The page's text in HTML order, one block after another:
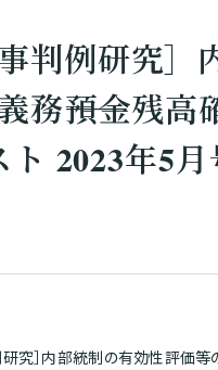
判例研究］
――預金残高
ト 2023年5
研究］内部統制の有効性評価